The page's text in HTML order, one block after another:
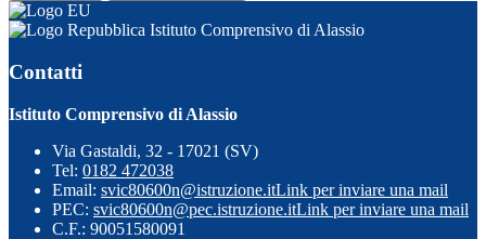
Istituto Comprensivo di Alassio
Contatti
Istituto Comprensivo di Alassio
Via Gastaldi, 32 - 17021 (SV)
Tel: 0182 472038
Email: svic80600n@istruzione.itLink per inviare una mail
PEC: svic80600n@pec.istruzione.itLink per inviare una mail
C.F.: 90051580091